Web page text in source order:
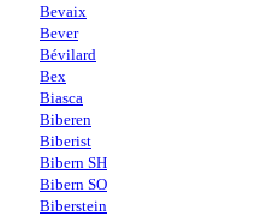
Bevaix
Bever
Bévilard
Bex
Biasca
Biberen
Biberist
Bibern SH
Bibern SO
Biberstein